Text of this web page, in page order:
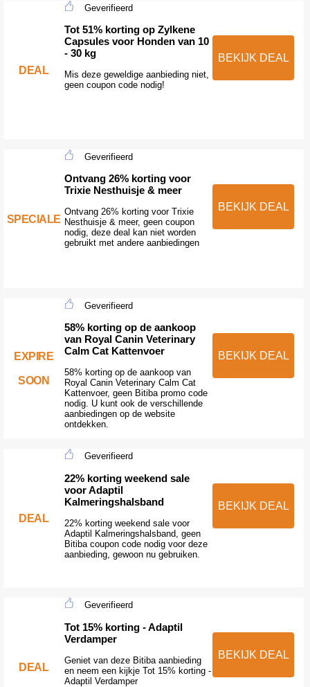
DEAL
Geverifieerd
Tot 51% korting op Zylkene
Capsules voor Honden van 10
- 30 kg
Mis deze geweldige aanbieding niet,
geen coupon code nodig!
BEKIJK DEAL
SPECIALE
Geverifieerd
Ontvang 26% korting voor
Trixie Nesthuisje & meer
Ontvang 26% korting voor Trixie
Nesthuisje & meer, geen coupon
nodig, deze deal kan niet worden
gebruikt met andere aanbiedingen
BEKIJK DEAL
EXPIRE
SOON
Geverifieerd
58% korting op de aankoop
van Royal Canin Veterinary
Calm Cat Kattenvoer
58% korting op de aankoop van
Royal Canin Veterinary Calm Cat
Kattenvoer, geen Bitiba promo code
nodig. U kunt ook de verschillende
aanbiedingen op de website
ontdekken.
BEKIJK DEAL
DEAL
Geverifieerd
22% korting weekend sale
voor Adaptil
Kalmeringshalsband
22% korting weekend sale voor
Adaptil Kalmeringshalsband, geen
Bitiba coupon code nodig voor deze
aanbieding, gewoon nu gebruiken.
BEKIJK DEAL
DEAL
Geverifieerd
Tot 15% korting - Adaptil
Verdamper
Geniet van deze Bitiba aanbieding
en neem een kijkje Tot 15% korting -
Adaptil Verdamper
BEKIJK DEAL